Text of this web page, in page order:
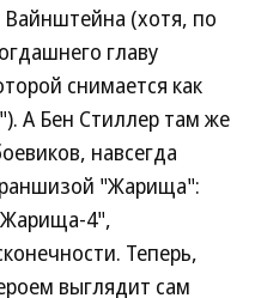
(хотя, по
главу
снимается как
А Бен Стиллер там же
навсегда
"Жарища":
4",
Теперь,
выглядит сам